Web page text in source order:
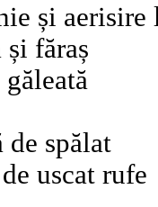
și aerisire
făraș
de spălat
uscat rufe